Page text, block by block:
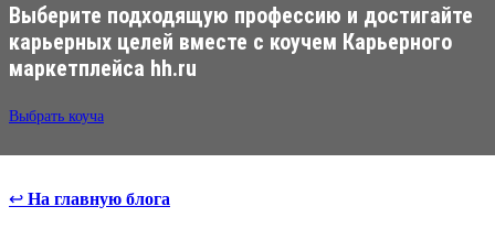
Выберите подходящую профессию и достигайте
карьерных целей вместе с коучем Карьерного
маркетплейса hh.ru
Выбрать коуча
↩ На главную блога